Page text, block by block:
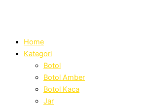
Home
Kategori
Botol
Botol Amber
Botol Kaca
Jar